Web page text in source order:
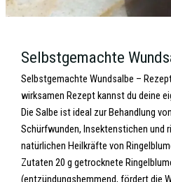
Selbstgemachte
Selbstgemachte Wundsalbe –
wirksamen Rezept kannst du deine
Die Salbe ist ideal zur Behandlung
Schürfwunden, Insektenstichen und
natürlichen Heilkräfte von
Zutaten 20 g getrocknete
(entzündungshemmend, fördert die